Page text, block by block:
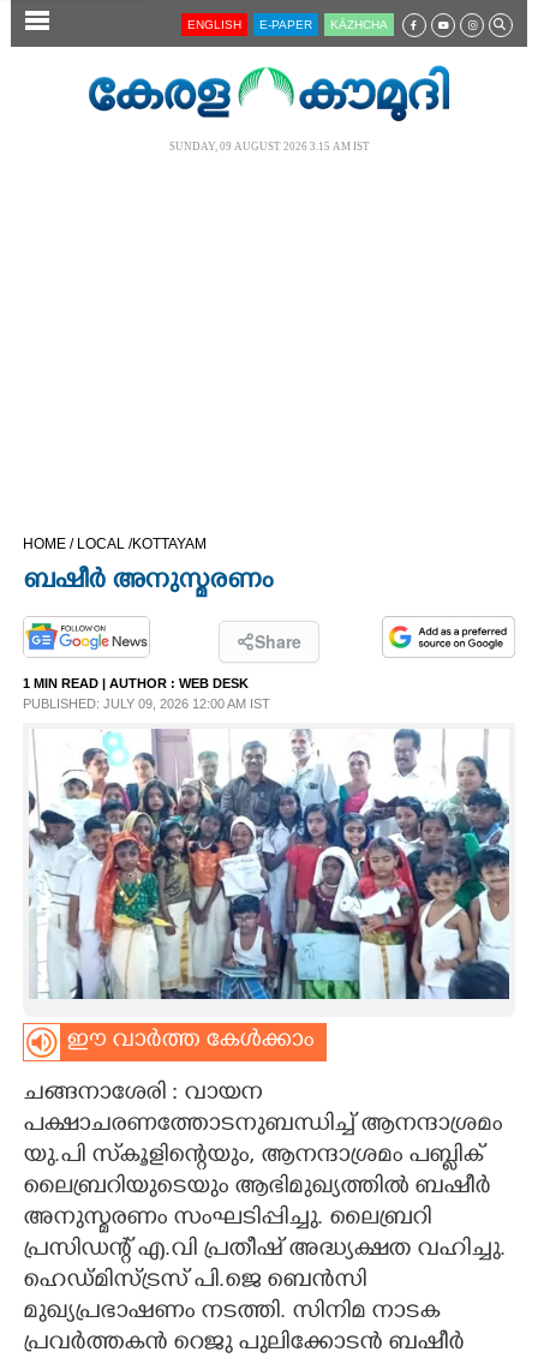
SECTIONS
OPINION
PHOTOS
LIFESTYLE
SPIRITUAL
INFO+
ART
ASTRO
CARTOONS
LITERATURE
ZOOM
CONTACT US
ENGLISH E-PAPER KĀZHCHA
SUNDAY, 09 AUGUST 2026 3.15 AM IST
HOME / LOCAL /KOTTAYAM
ബഷീർ അനുസ്മരണം
Share
1 MIN READ | AUTHOR : WEB DESK
PUBLISHED: JULY 09, 2026 12:00 AM IST
ഈ വാർത്ത കേൾക്കാം
ചങ്ങനാശേരി : വായന
പക്ഷാചരണത്തോടനുബന്ധിച്ച് ആനന്ദാശ്രമം
യു.പി സ്‌കൂളിന്റെയും, ആനന്ദാശ്രമം പബ്ലിക്
ലൈബ്രറിയുടെയും ആഭിമുഖ്യത്തിൽ ബഷീർ
അനുസ്മരണം സംഘടിപ്പിച്ചു. ലൈബ്രറി
പ്രസിഡന്റ് എ.വി പ്രതീഷ് അദ്ധ്യക്ഷത വഹിച്ചു.
ഹെഡ്മിസ്ട്രസ് പി.ജെ ബെൻസി
മുഖ്യപ്രഭാഷണം നടത്തി. സിനിമ നാടക
പ്രവർത്തകൻ റെജു പുലിക്കോടൻ ബഷീർ